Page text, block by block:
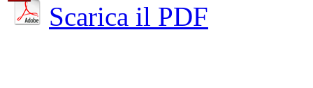
Scarica il PDF